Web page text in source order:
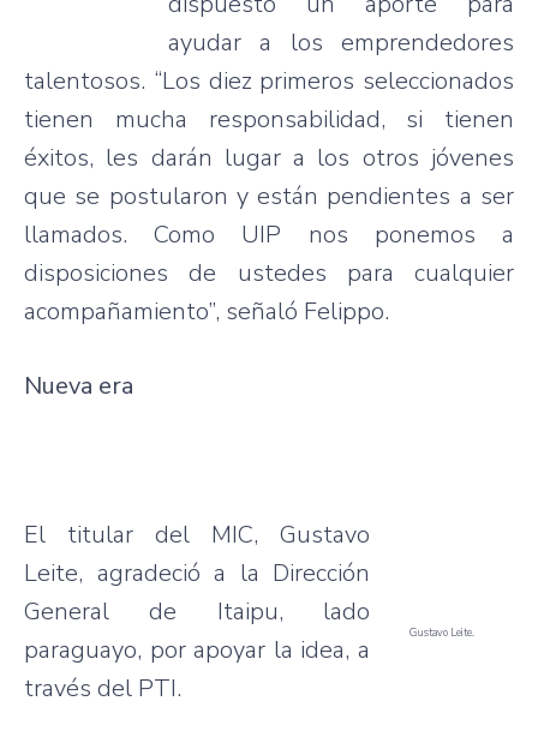
ayudar a los emprendedores
talentosos. “Los diez primeros seleccionados
tienen mucha responsabilidad, si tienen
éxitos, les darán lugar a los otros jóvenes
que se postularon y están pendientes a ser
llamados. Como UIP nos ponemos a
disposiciones de ustedes para cualquier
acompañamiento”, señaló Felippo.
Nueva era
Gustavo Leite.
El titular del MIC, Gustavo
Leite, agradeció a la Dirección
General de Itaipu, lado
paraguayo, por apoyar la idea, a
través del PTI.